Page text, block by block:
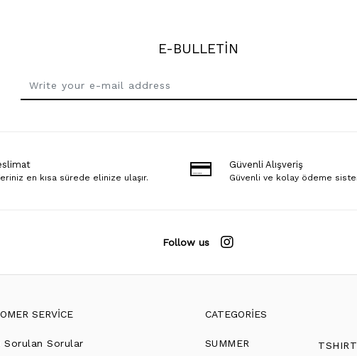
E-BULLETİN
en kısa sürede elinize ulaşır.
Güvenli Alışveriş
Güvenli ve kolay ödeme
Follow us
SERVİCE
Sorulan Sorular
CATEGORİES
SUMMER TSHIRT